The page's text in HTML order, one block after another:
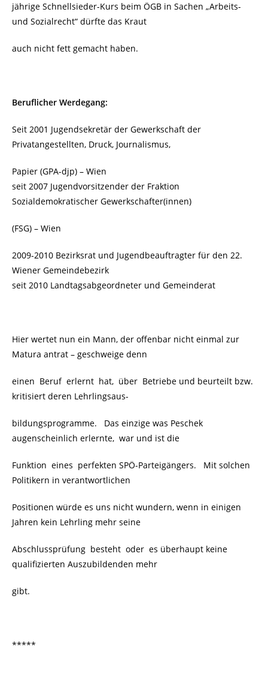
jährige Schnellsieder-Kurs beim ÖGB in Sachen „Arbeits-
und Sozialrecht“ dürfte das Kraut
auch nicht fett gemacht haben.
Beruflicher Werdegang:
Seit 2001 Jugendsekretär der Gewerkschaft der
Privatangestellten, Druck, Journalismus,
Papier (GPA-djp) – Wien
seit 2007 Jugendvorsitzender der Fraktion
Sozialdemokratischer Gewerkschafter(innen)
(FSG) – Wien
2009-2010 Bezirksrat und Jugendbeauftragter für den 22.
Wiener Gemeindebezirk
seit 2010 Landtagsabgeordneter und Gemeinderat
Hier wertet nun ein Mann, der offenbar nicht einmal zur
Matura antrat – geschweige denn
einen Beruf erlernt hat, über Betriebe und beurteilt bzw.
kritisiert deren Lehrlingsaus-
bildungsprogramme. Das einzige was Peschek
augenscheinlich erlernte, war und ist die
Funktion eines perfekten SPÖ-Parteigängers. Mit solchen
Politikern in verantwortlichen
Positionen würde es uns nicht wundern, wenn in einigen
Jahren kein Lehrling mehr seine
Abschlussprüfung besteht oder es überhaupt keine
qualifizierten Auszubildenden mehr
gibt.
*****